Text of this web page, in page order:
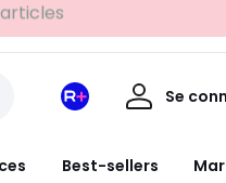
Best-sellers
Mon
Redoute
Se
Mon